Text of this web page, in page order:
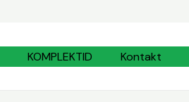
KOMPLEKTID Kontakt